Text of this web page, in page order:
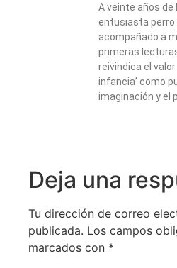
A veinte años de
entusiasta perro
acompañado a
primeras
reivindica el
infancia’ como
imaginación y el
Deja una
Tu dirección de correo
publicada. Los campos
marcados con *